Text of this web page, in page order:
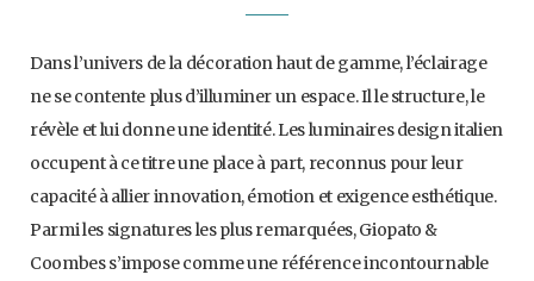
Dans l’univers de la décoration haut de gamme, l’éclairage
ne se contente plus d’illuminer un espace. Il le structure, le
révèle et lui donne une identité. Les luminaires design italien
occupent à ce titre une place à part, reconnus pour leur
capacité à allier innovation, émotion et exigence esthétique.
Parmi les signatures les plus remarquées, Giopato &
Coombes s’impose comme une référence incontournable